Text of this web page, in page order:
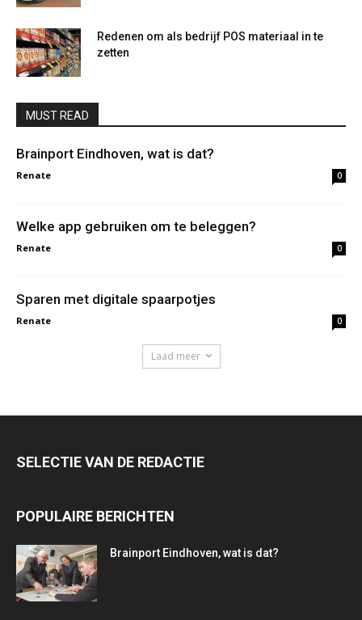
Redenen om als bedrijf POS materiaal in te
zetten
MUST READ
Brainport Eindhoven, wat is dat?
Renate 0
Welke app gebruiken om te beleggen?
Renate 0
Sparen met digitale spaarpotjes
Renate 0
Laad meer
SELECTIE VAN DE REDACTIE
POPULAIRE BERICHTEN
Brainport Eindhoven, wat is dat?